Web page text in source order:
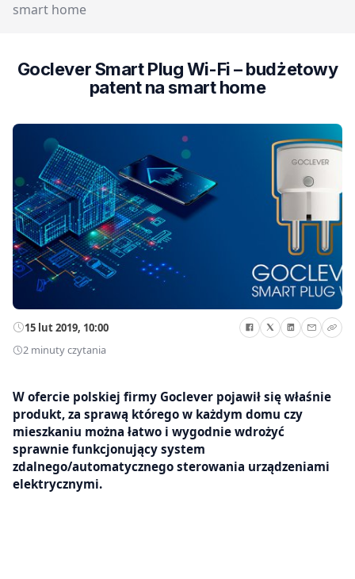
smart home
Goclever Smart Plug Wi-Fi – budżetowy
patent na smart home
15 lut 2019, 10:00
2 minuty czytania
W ofercie polskiej firmy Goclever pojawił się właśnie
produkt, za sprawą którego w każdym domu czy
mieszkaniu można łatwo i wygodnie wdrożyć
sprawnie funkcjonujący system
zdalnego/automatycznego sterowania urządzeniami
elektrycznymi.